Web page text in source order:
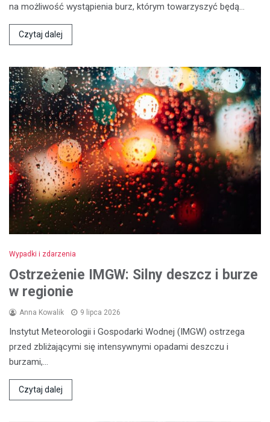
na możliwość wystąpienia burz, którym towarzyszyć będą…
Czytaj dalej
Wypadki i zdarzenia
Ostrzeżenie IMGW: Silny deszcz i burze
w regionie
Anna Kowalik 9 lipca 2026
Instytut Meteorologii i Gospodarki Wodnej (IMGW) ostrzega
przed zbliżającymi się intensywnymi opadami deszczu i
burzami,…
Czytaj dalej